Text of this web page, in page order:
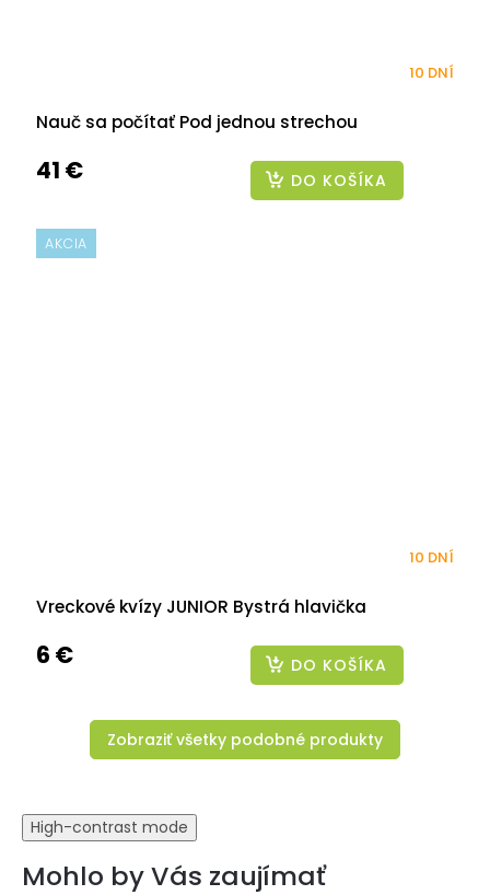
Nauč sa počítať Pod jednou strechou
10 DNÍ
41 € DO KOŠÍKA
AKCIA
Vreckové kvízy JUNIOR Bystrá hlavička
10 DNÍ
6 € DO KOŠÍKA
Zobraziť všetky podobné produkty
High-contrast mode
Mohlo by Vás zaujímať